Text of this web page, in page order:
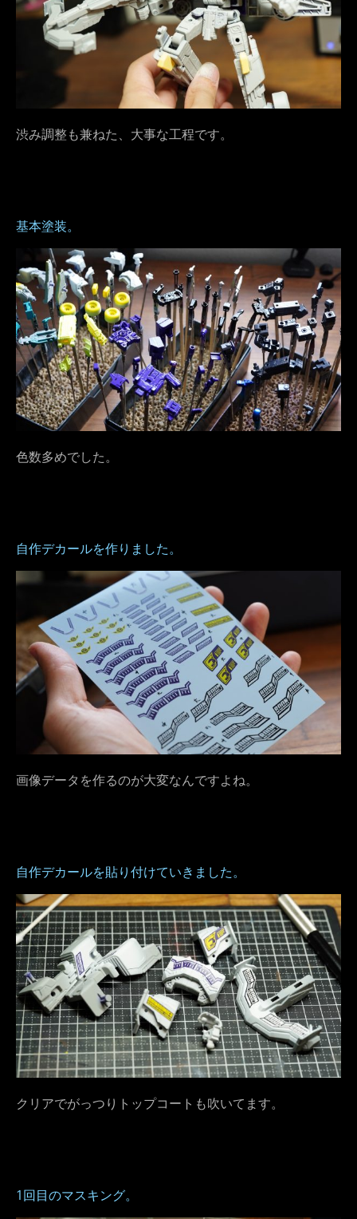
渋み調整も兼ねた、大事な工程です。
基本塗装。
色数多めでした。
自作デカールを作りました。
画像データを作るのが大変なんですよね。
自作デカールを貼り付けていきました。
クリアでがっつりトップコートも吹いてます。
1回目のマスキング。